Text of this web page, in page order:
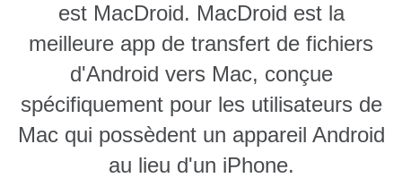
est MacDroid. MacDroid est la
meilleure app de transfert de fichiers
d'Android vers Mac, conçue
spécifiquement pour les utilisateurs de
Mac qui possèdent un appareil Android
au lieu d'un iPhone.